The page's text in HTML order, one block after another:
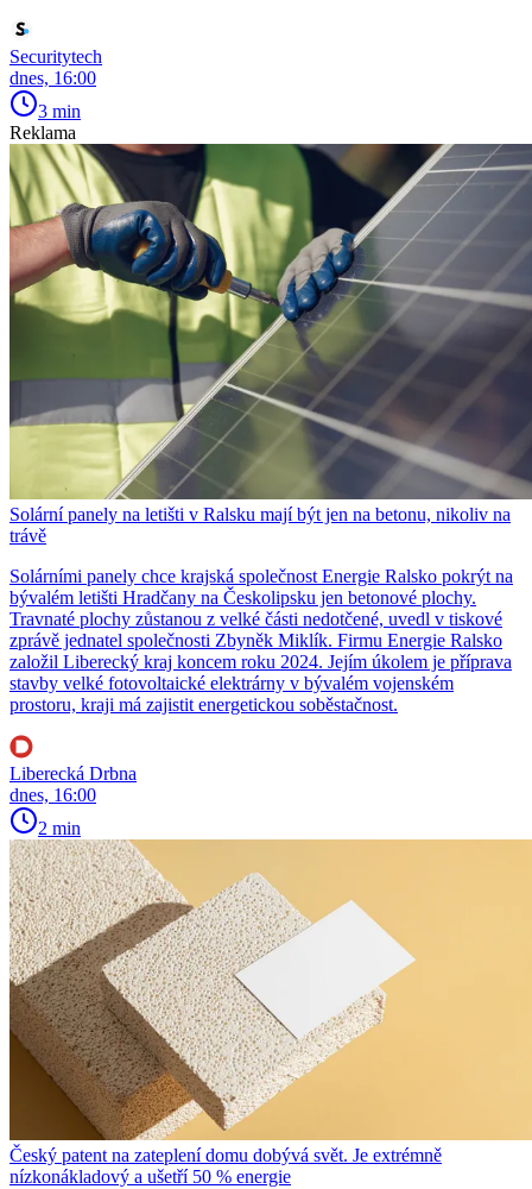
Securitytech
dnes, 16:00
3 min
Reklama
Solární panely na letišti v Ralsku mají být jen na betonu, nikoliv na
trávě
Solárními panely chce krajská společnost Energie Ralsko pokrýt na
bývalém letišti Hradčany na Českolipsku jen betonové plochy.
Travnaté plochy zůstanou z velké části nedotčené, uvedl v tiskové
zprávě jednatel společnosti Zbyněk Miklík. Firmu Energie Ralsko
založil Liberecký kraj koncem roku 2024. Jejím úkolem je příprava
stavby velké fotovoltaické elektrárny v bývalém vojenském
prostoru, kraji má zajistit energetickou soběstačnost.
Liberecká Drbna
dnes, 16:00
2 min
Český patent na zateplení domu dobývá svět. Je extrémně
nízkonákladový a ušetří 50 % energie